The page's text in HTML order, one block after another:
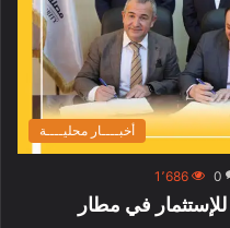
أخبــــار محليــــة
0 1٬686
في مطار